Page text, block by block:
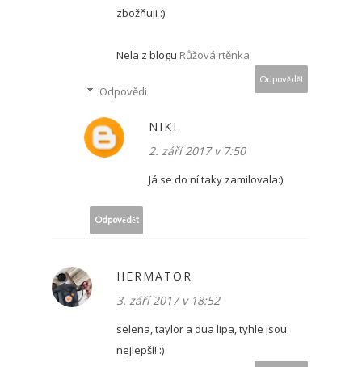
zbožňuji :)
Nela z blogu Růžová rtěnka
Odpovědět
Odpovědi
NIKI
2. září 2017 v 7:50
Já se do ní taky zamilovala:)
Odpovědět
HERMATOR
3. září 2017 v 18:52
selena, taylor a dua lipa, tyhle jsou
nejlepší! :)